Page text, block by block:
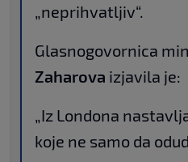
„neprihvatljiv“.
Glasnogovornica
Zaharova izjavila je:
„Iz Londona
koje ne samo da